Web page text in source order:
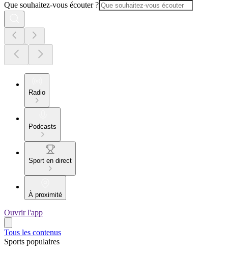
Que souhaitez-vous écouter ?
Radio
Podcasts
Sport en direct
À proximité
Ouvrir l'app
Tous les contenus
Sports populaires